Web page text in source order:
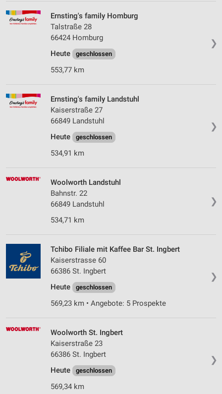
❯
Ernsting's family Homburg
Talstraße 28
66424 Homburg
Heute
geschlossen
553,77 km
❯
Ernsting's family Landstuhl
Kaiserstraße 27
66849 Landstuhl
Heute
geschlossen
534,91 km
❯
Woolworth Landstuhl
Bahnstr. 22
66849 Landstuhl
534,71 km
❯
Tchibo Filiale mit Kaffee Bar St. Ingbert
Kaiserstrasse 60
66386 St. Ingbert
Heute
geschlossen
569,23 km • Angebote: 5 Prospekte
❯
Woolworth St. Ingbert
Kaiserstraße 23
66386 St. Ingbert
Heute
geschlossen
569,34 km